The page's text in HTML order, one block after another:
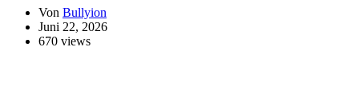
Von Bullyion
Juni 22, 2026
670 views